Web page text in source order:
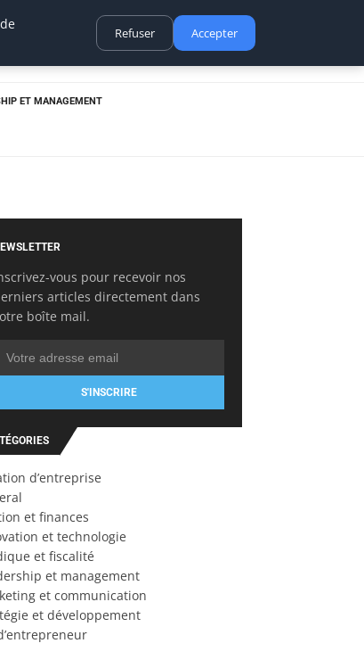
ET MANAGEMENT
vous pour recevoir nos
articles directement dans
boîte mail.
S'INSCRIRE
d’entreprise
et finances
et technologie
et fiscalité
et management
et communication
et développement
Refuser Accepter